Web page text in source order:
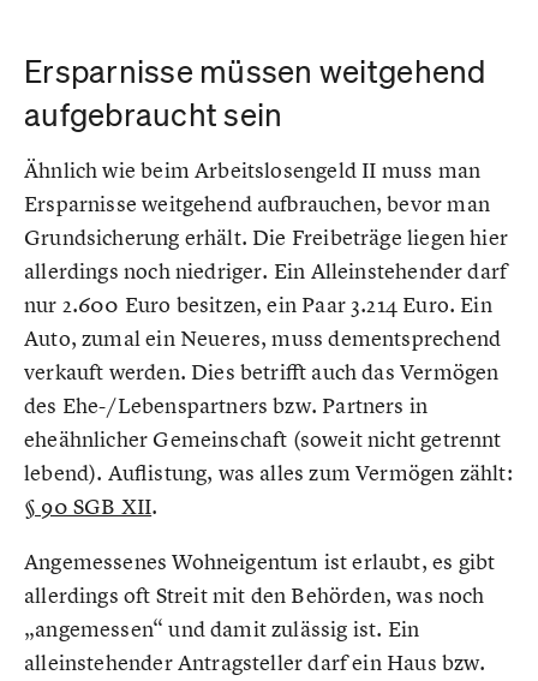
Ersparnisse müssen weitgehend
aufgebraucht sein
Ähnlich wie beim Arbeitslosengeld II muss man
Ersparnisse weitgehend aufbrauchen, bevor man
Grundsicherung erhält. Die Freibeträge liegen hier
allerdings noch niedriger. Ein Alleinstehender darf
nur 2.600 Euro besitzen, ein Paar 3.214 Euro. Ein
Auto, zumal ein Neueres, muss dementsprechend
verkauft werden. Dies betrifft auch das Vermögen
des Ehe-/Lebenspartners bzw. Partners in
eheähnlicher Gemeinschaft (soweit nicht getrennt
lebend). Auflistung, was alles zum Vermögen zählt:
§ 90 SGB XII.
Angemessenes Wohneigentum ist erlaubt, es gibt
allerdings oft Streit mit den Behörden, was noch
„angemessen“ und damit zulässig ist. Ein
alleinstehender Antragsteller darf ein Haus bzw.